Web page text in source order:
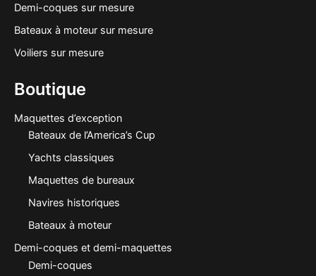
Demi-coques sur mesure
Bateaux à moteur sur mesure
Voiliers sur mesure
Boutique
Maquettes d’exception
Bateaux de l’America’s Cup
Yachts classiques
Maquettes de bureaux
Navires historiques
Bateaux à moteur
Demi-coques et demi-maquettes
Demi-coques